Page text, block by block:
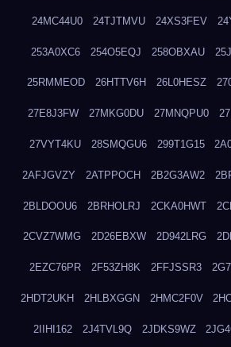
24MC44U0 24TJTMVU 24XS3FEV
253A0XC6 254O5EQJ 258OBXAU
25RMMEOD 26HTTV6H 26L0HESZ
27E8J3FW 27MKG0DU 27MNQPU0
27VYT4KU 28SMQGU6 299T1G15
2AFJGVZY 2ATPPOCH 2B2G3AW2
2BLDOOU6 2BRHOLRJ 2CKA0HWT
2CVZ7WMG 2D26EBXW 2D942LRG
2EZC76PR 2F53ZH8K 2FFJSSR3
2HDT2UKH 2HLBXGGN 2HMC2F0V
2IIHI162 2J4TVL9Q 2JDKS9WZ